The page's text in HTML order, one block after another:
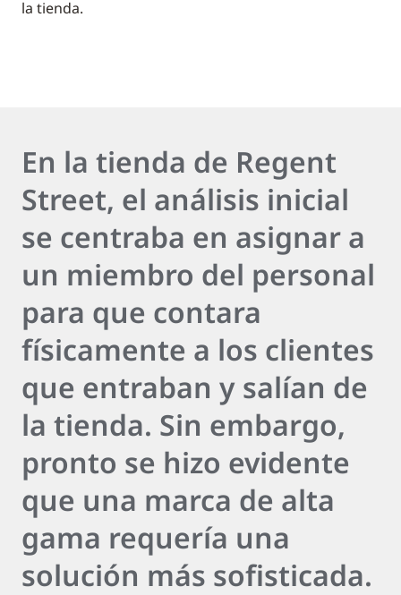
la tienda.
En la tienda de Regent
Street, el análisis inicial
se centraba en asignar a
un miembro del personal
para que contara
físicamente a los clientes
que entraban y salían de
la tienda. Sin embargo,
pronto se hizo evidente
que una marca de alta
gama requería una
solución más sofisticada.